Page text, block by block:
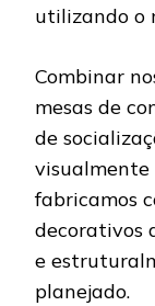
utilizando o
Combinar
mesas de
de
visualmente
fabricamos
decorativos
e
planejado.